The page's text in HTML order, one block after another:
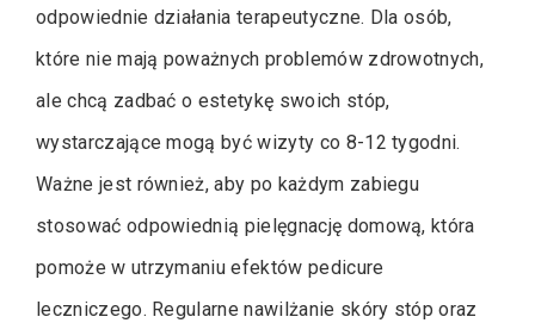
odpowiednie działania terapeutyczne. Dla osób,
które nie mają poważnych problemów zdrowotnych,
ale chcą zadbać o estetykę swoich stóp,
wystarczające mogą być wizyty co 8-12 tygodni.
Ważne jest również, aby po każdym zabiegu
stosować odpowiednią pielęgnację domową, która
pomoże w utrzymaniu efektów pedicure
leczniczego. Regularne nawilżanie skóry stóp oraz